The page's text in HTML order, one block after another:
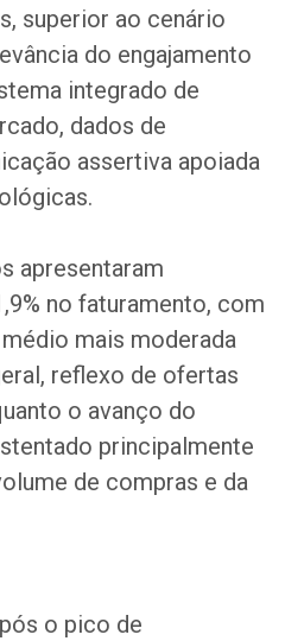
superior ao cenário
do engajamento
integrado de
dados de
assertiva apoiada
apresentaram
no faturamento, com
mais moderada
reflexo de ofertas
o avanço do
principalmente
de compras e da
o pico de